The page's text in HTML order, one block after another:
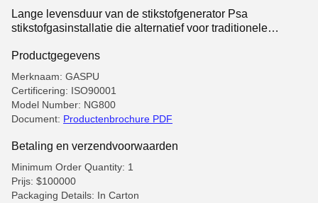
Lange levensduur van de stikstofgenerator Psa
stikstofgasinstallatie die alternatief voor traditionele
Productgegevens
Merknaam: GASPU
Certificering: ISO90001
Model Number: NG800
Document: Productenbrochure PDF
Betaling en verzendvoorwaarden
Minimum Order Quantity: 1
Prijs: $100000
Packaging Details: In Carton